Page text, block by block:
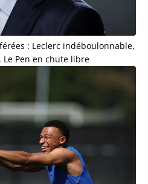
: Leclerc indéboulonnable,
Pen en chute libre